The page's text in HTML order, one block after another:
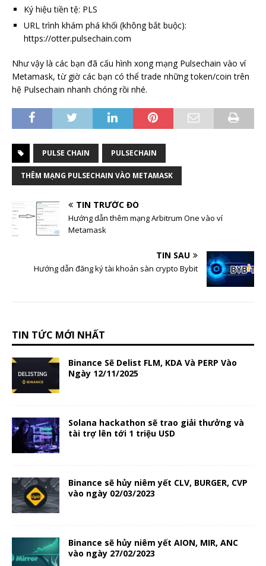
Ký hiệu tiền tệ: PLS
URL trình khám phá khối (không bắt buộc):
https://otter.pulsechain.com
Như vậy là các bạn đã cấu hình xong mạng Pulsechain vào ví
Metamask, từ giờ các bạn có thể trade những token/coin trên
hệ Pulsechain nhanh chóng rồi nhé.
PULSE CHAIN PULSECHAIN
THÊM MẠNG PULSECHAIN VÀO METAMASK
TIN TRƯỚC ĐÓ
Hướng dẫn thêm mạng Arbitrum One vào ví
Metamask
TIN SAU
Hướng dẫn đăng ký tài khoản sàn crypto Bybit
TIN TỨC MỚI NHẤT
Binance Sẽ Delist FLM, KDA Và PERP Vào
Ngày 12/11/2025
Solana hackathon sẽ trao giải thưởng và
tài trợ lên tới 1 triệu USD
Binance sẽ hủy niêm yết CLV, BURGER, CVP
vào ngày 02/03/2023
Binance sẽ hủy niêm yết AION, MIR, ANC
vào ngày 27/02/2023